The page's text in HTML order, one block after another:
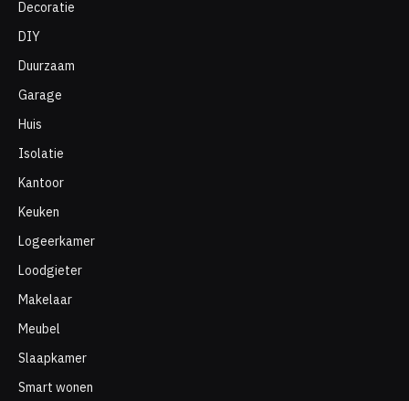
Decoratie
DIY
Duurzaam
Garage
Huis
Isolatie
Kantoor
Keuken
Logeerkamer
Loodgieter
Makelaar
Meubel
Slaapkamer
Smart wonen